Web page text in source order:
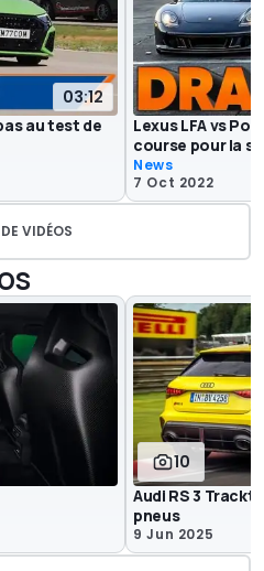
03:12
au test de
Lexus LFA vs
course pour la
News
7 Oct 2022
VIDÉOS
10
Audi RS 3
pneus
9 Jun 2025